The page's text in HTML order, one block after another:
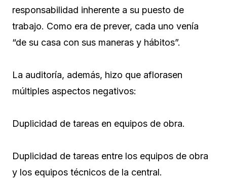
responsabilidad inherente a su puesto de
trabajo. Como era de prever, cada uno venía
“de su casa con sus maneras y hábitos”.
La auditoría, además, hizo que aflorasen
múltiples aspectos negativos:
Duplicidad de tareas en equipos de obra.
Duplicidad de tareas entre los equipos de obra
y los equipos técnicos de la central.